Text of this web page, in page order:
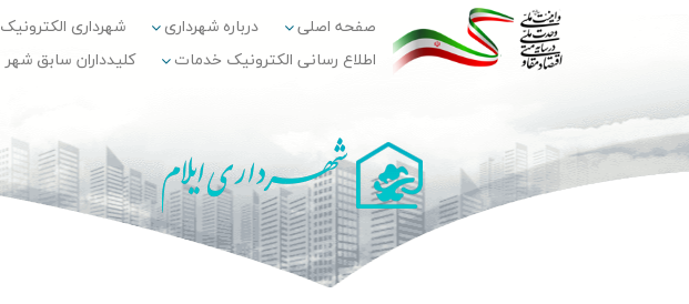
صفحه اصلی درباره شهرداری شهرداری الکترونیک
اطلاع رسانی الکترونیک خدمات
کلیدداران سابق شهر